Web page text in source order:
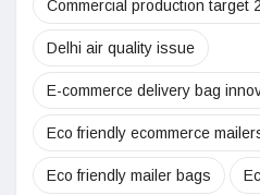
Commercial production target
Delhi air quality issue
E-commerce delivery bag
Eco friendly ecommerce
Eco friendly mailer bags